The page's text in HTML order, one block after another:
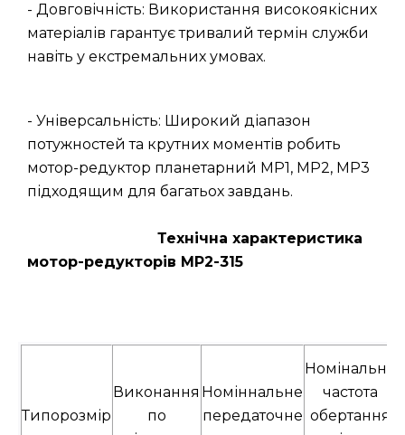
- Довговічність: Використання високоякісних
матеріалів гарантує тривалий термін служби
навіть у екстремальних умовах.
- Універсальність: Широкий діапазон
потужностей та крутних моментів робить
мотор-редуктор планетарний МР1, МР2, МР3
підходящим для багатьох завдань.
Технічна характеристика
мотор-редукторів МР2-315
Типорозмір
Виконання
по
Номіннальне
передаточне
Номінальна
частота
обертання